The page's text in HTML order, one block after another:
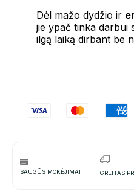
Dėl mažo dydžio ir
jie ypač tinka darbui
ilgą laiką dirbant be
SAUGŪS MOKĖJIMAI GREITAS